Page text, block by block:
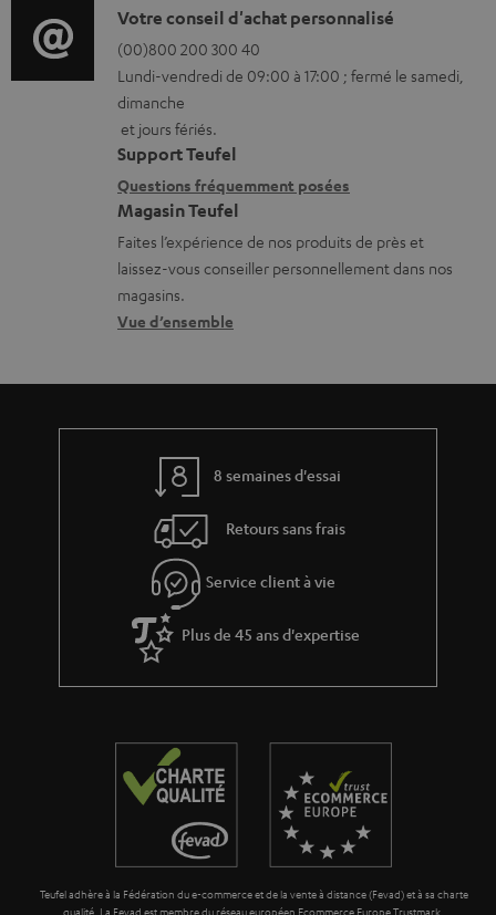
r
g
e
a
b
l
e
s
o
r
m
a
t
i
o
n
s
r
l
a
a
r
D
é
t
a
i
l
s
c
o
n
a
Votre conseil d'achat personnalisé
(00)800 200 300 40
Lundi-vendredi de 09:00 à 17:00 ; fermé le samedi,
dimanche
et jours fériés.
Support Teufel
Questions fréquemment posées
Magasin Teufel
Faites l’expérience de nos produits de près et
laissez-vous conseiller personnellement dans nos
magasins.
Vue d’ensemble
8 semaines d'essai
Retours sans frais
Service client à vie
Plus de 45 ans d'expertise
Teufel adhère à la Fédération du e-commerce et de la vente à distance (Fevad) et à sa charte
qualité. La Fevad est membre du réseau européen Ecommerce Europe Trustmark.